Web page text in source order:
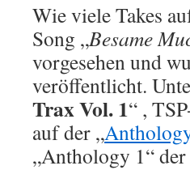
Wie viele Takes
Song „Besame
vorgesehen und
veröffentlicht.
Trax Vol. 1“ ,
auf der „
„Anthology 1“ der